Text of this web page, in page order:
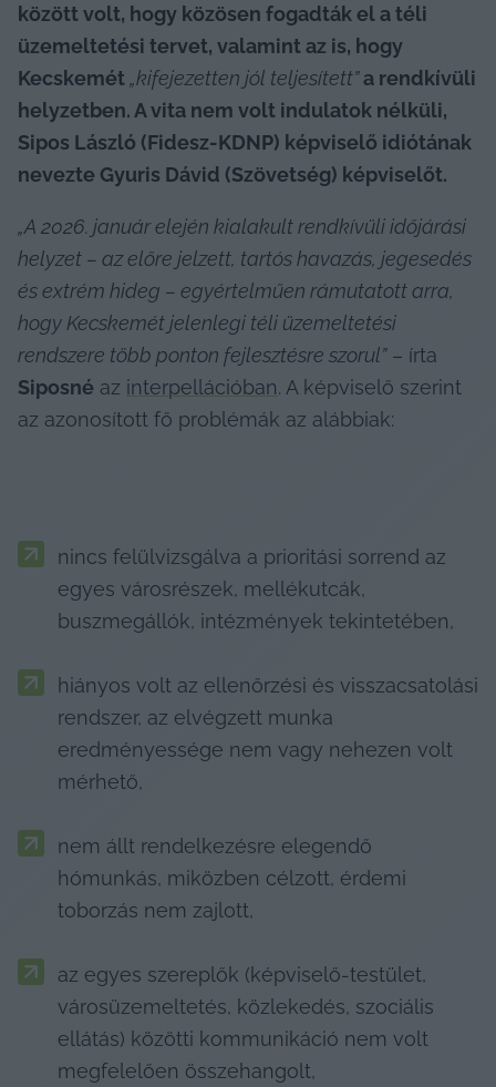
között volt, hogy közösen fogadták el a téli
üzemeltetési tervet, valamint az is, hogy
Kecskemét „kifejezetten jól teljesített” a rendkívüli
helyzetben. A vita nem volt indulatok nélküli,
Sipos László (Fidesz-KDNP) képviselő idiótának
nevezte Gyuris Dávid (Szövetség) képviselőt.
„A 2026. január elején kialakult rendkívüli időjárási
helyzet – az előre jelzett, tartós havazás, jegesedés
és extrém hideg – egyértelműen rámutatott arra,
hogy Kecskemét jelenlegi téli üzemeltetési
rendszere több ponton fejlesztésre szorul” – írta
Siposné az interpellációban. A képviselő szerint
az azonosított fő problémák az alábbiak:
nincs felülvizsgálva a prioritási sorrend az
egyes városrészek, mellékutcák,
buszmegállók, intézmények tekintetében,
hiányos volt az ellenőrzési és visszacsatolási
rendszer, az elvégzett munka
eredményessége nem vagy nehezen volt
mérhető,
nem állt rendelkezésre elegendő
hómunkás, miközben célzott, érdemi
toborzás nem zajlott,
az egyes szereplők (képviselő-testület,
városüzemeltetés, közlekedés, szociális
ellátás) közötti kommunikáció nem volt
megfelelően összehangolt,